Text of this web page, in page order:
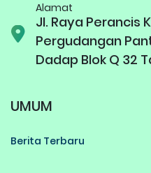
Alamat
Jl. Raya Perancis
Pergudangan
Dadap Blok Q 32
UMUM
Berita Terbaru